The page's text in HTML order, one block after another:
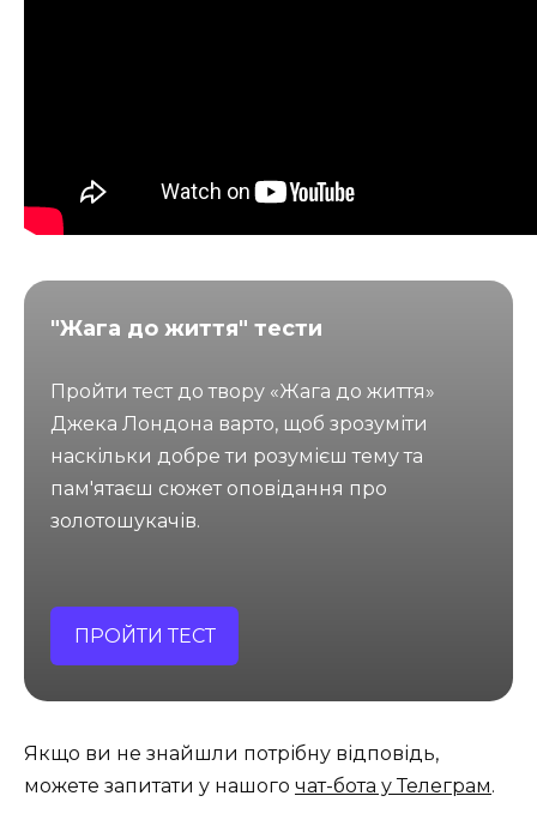
"Жага до життя" тести
Пройти тест до твору «Жага до життя»
Джека Лондона варто, щоб зрозуміти
наскільки добре ти розумієш тему та
пам'ятаєш сюжет оповідання про
золотошукачів.
ПРОЙТИ ТЕСТ
Якщо ви не знайшли потрібну відповідь,
можете запитати у нашого чат-бота у Телеграм.